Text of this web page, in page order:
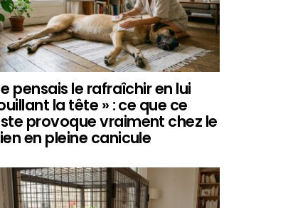
pensais le rafraîchir en lui
la tête » : ce que ce
provoque vraiment chez le
en pleine canicule